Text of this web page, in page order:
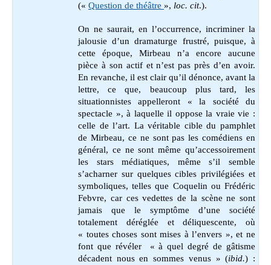
(« Question de théâtre », loc. cit.).
On ne saurait, en l’occurrence, incriminer la
jalousie d’un dramaturge frustré, puisque, à
cette époque, Mirbeau n’a encore aucune
pièce à son actif et n’est pas près d’en avoir.
En revanche, il est clair qu’il dénonce, avant la
lettre, ce que, beaucoup plus tard, les
situationnistes appelleront « la société du
spectacle », à laquelle il oppose la vraie vie :
celle de l’art. La véritable cible du pamphlet
de Mirbeau, ce ne sont pas les comédiens en
général, ce ne sont même qu’accessoirement
les stars médiatiques, même s’il semble
s’acharner sur quelques cibles privilégiées et
symboliques, telles que Coquelin ou Frédéric
Febvre, car ces vedettes de la scène ne sont
jamais que le symptôme d’une société
totalement déréglée et déliquescente, où
« toutes choses sont mises à l’envers », et ne
font que révéler « à quel degré de gâtisme
décadent nous en sommes venus » (ibid.) :